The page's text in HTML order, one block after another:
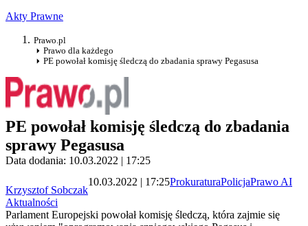
Akty Prawne
Prawo.pl
Prawo dla każdego
PE powołał komisję śledczą do zbadania sprawy Pegasusa
PE powołał komisję śledczą do zbadania
sprawy Pegasusa
Data dodania: 10.03.2022 | 17:25
Krzysztof Sobczak
10.03.2022 | 17:25ProkuraturaPolicjaPrawo AI
Aktualności
Parlament Europejski powołał komisję śledczą, która zajmie się